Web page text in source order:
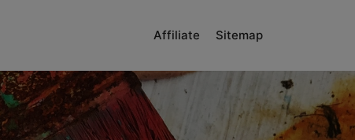
Affiliate Sitemap